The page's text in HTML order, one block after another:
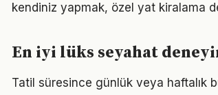
kendiniz yapmak, özel yat kiralama
En iyi lüks seyahat
Tatil süresince günlük veya haftalık